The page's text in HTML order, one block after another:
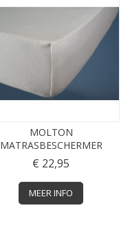
MOLTON
MATRASBESCHERMER
€ 22,95
MEER INFO